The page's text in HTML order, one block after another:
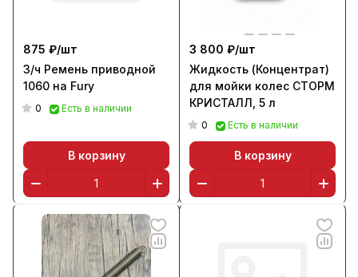
875 ₽/шт
З/ч Ремень приводной
1060 на Fury
0 Есть в наличии
В корзину
3 800 ₽/шт
Жидкость (Концентрат)
для мойки колес СТОРМ
КРИСТАЛЛ, 5 л
0 Есть в наличии
В корзину